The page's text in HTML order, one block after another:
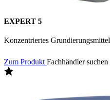
EXPERT 5
Konzentriertes Grundierungsmittel
Zum Produkt Fachhändler suchen